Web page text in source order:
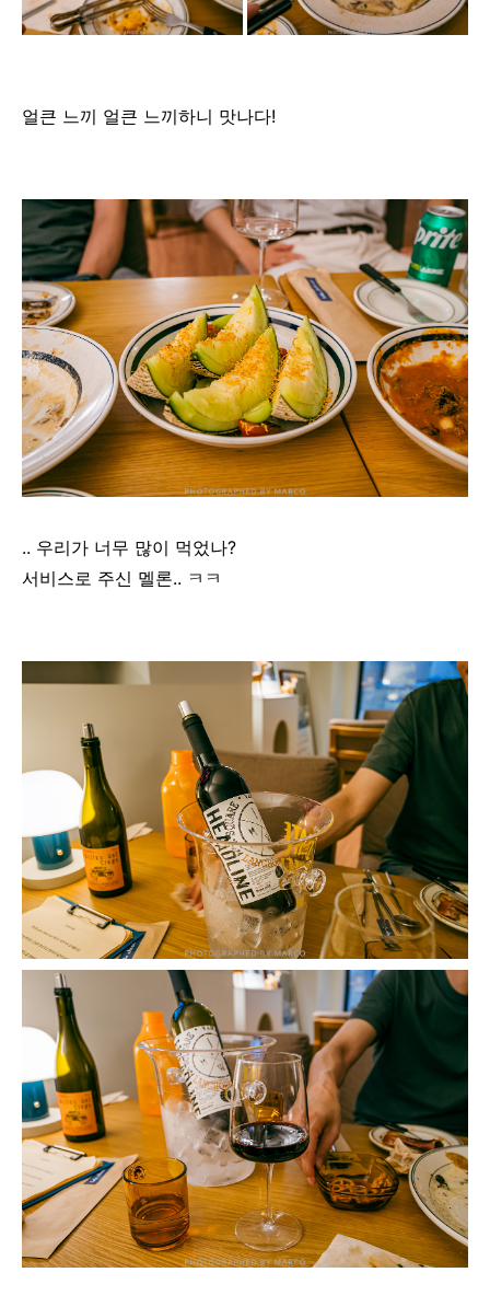
얼큰 느끼 얼큰 느끼하니 맛나다!
.. 우리가 너무 많이 먹었나?
서비스로 주신 멜론.. ㅋㅋ